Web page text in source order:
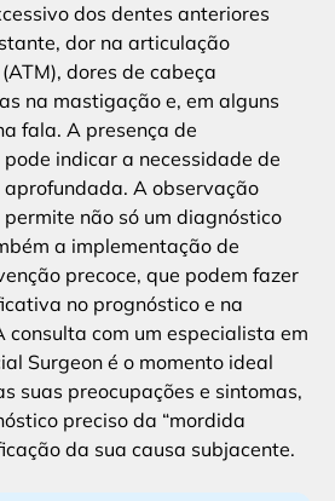
dos dentes anteriores
dor na articulação
dores de cabeça
na mastigação e, em alguns
fala. A presença de
indicar a necessidade de
A observação
não só um diagnóstico
a implementação de
precoce, que podem fazer
no prognóstico e na
com um especialista em
Surgeon é o momento ideal
suas preocupações e sintomas,
preciso da “mordida
da sua causa subjacente.